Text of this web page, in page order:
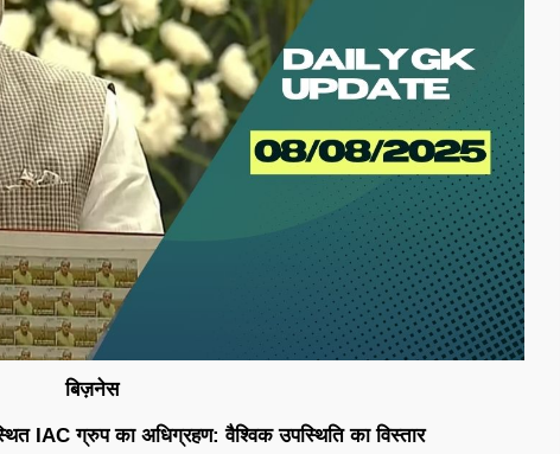
बिज़नेस
स्थित IAC ग्रुप का अधिग्रहण: वैश्विक उपस्थिति का विस्तार